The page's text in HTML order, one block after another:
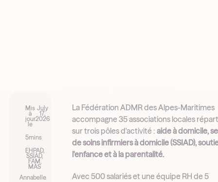
Mis
à
jour
le
July
17,
2026
5mins
EHPAD,
SSIAD,
FAM,
MAS
Annabelle
La Fédération ADMR des Alpes-Maritimes
accompagne 35 associations locales
sur trois pôles d'activité :aide à domicile,
de soins infirmiers à domicile (SSIAD),
l'enfance et à la parentalité.
Avec 500 salariés et une équipe RH de 5